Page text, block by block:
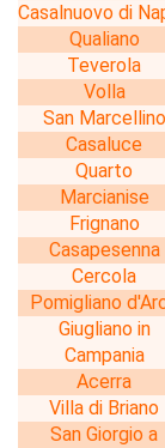
Casalnuovo di
Qualiano
Teverola
Volla
San Marcellino
Casaluce
Quarto
Marcianise
Frignano
Casapesenna
Cercola
Pomigliano
Giugliano in
Campania
Acerra
Villa di Briano
San Giorgio a